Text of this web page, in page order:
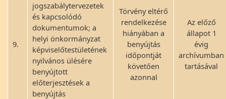
9.
jogszabálytervezetek
és kapcsolódó
dokumentumok; a
helyi önkormányzat
képviselőtestületének
nyilvános ülésére
benyújtott
előterjesztések a
benyújtás
Törvény eltérő
rendelkezése
hiányában a
benyújtás
időpontját
követően
azonnal
Az előző
állapot 1
évig
archívumban
tartásával